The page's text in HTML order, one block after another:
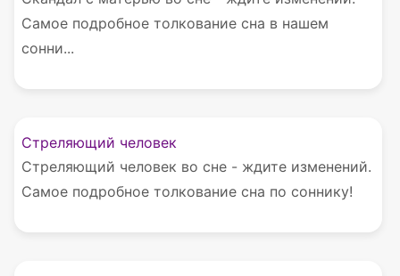
Самое подробное толкование сна в нашем
сонни...
Стреляющий человек
Стреляющий человек во сне - ждите изменений.
Самое подробное толкование сна по соннику!